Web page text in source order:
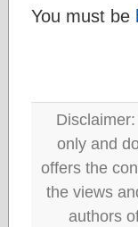
You must be
only and
offers the
the views
authors